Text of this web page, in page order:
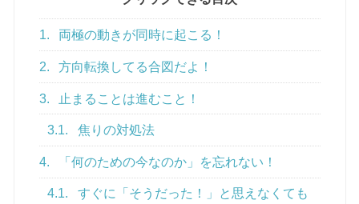
1. 両極の動きが同時に起こる！
2. 方向転換してる合図だよ！
3. 止まることは進むこと！
3.1. 焦りの対処法
4. 「何のための今なのか」を忘れない！
4.1.
すぐに「そうだった！」と思えなくても